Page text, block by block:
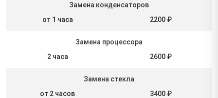
Замена конденсаторов
от 1 часа
2200 ₽
Замена процессора
2 часа
2600 ₽
Замена стекла
от 2 часов
3400 ₽